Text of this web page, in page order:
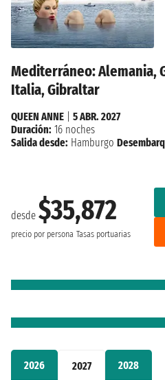
2026 2027 2028
Mediterráneo: Alemania,
Italia, Gibraltar
desde $35,872
precio por persona Tasas portuarias
QUEEN ANNE
5 ABR. 2027
Duración: 16 noches
Salida desde: Hamburgo